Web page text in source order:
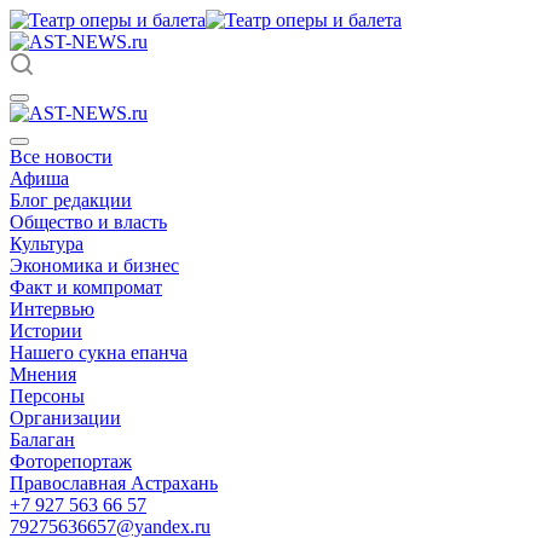
Все новости
Афиша
Блог редакции
Общество и власть
Культура
Экономика и бизнес
Факт и компромат
Интервью
Истории
Нашего сукна епанча
Мнения
Персоны
Организации
Балаган
Фоторепортаж
Православная Астрахань
+7 927 563 66 57
79275636657@yandex.ru